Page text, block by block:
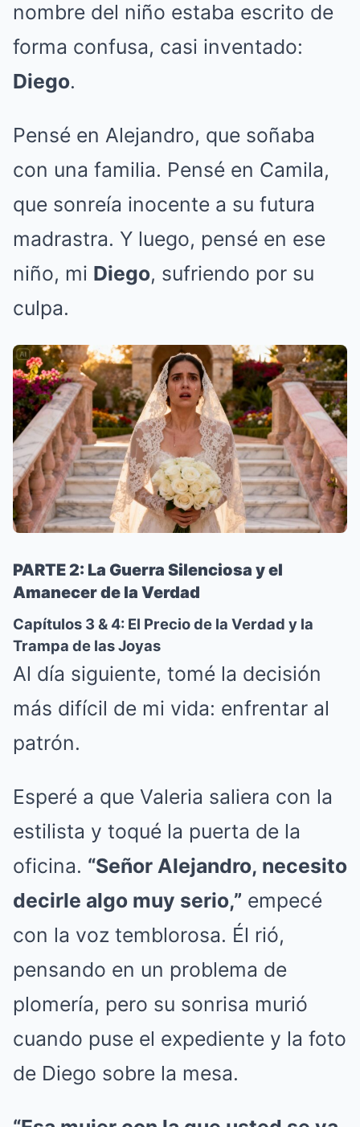
nombre del niño estaba escrito de
forma confusa, casi inventado:
Diego.
Pensé en Alejandro, que soñaba
con una familia. Pensé en Camila,
que sonreía inocente a su futura
madrastra. Y luego, pensé en ese
niño, mi Diego, sufriendo por su
culpa.
PARTE 2: La Guerra Silenciosa y el
Amanecer de la Verdad
Capítulos 3 & 4: El Precio de la Verdad y la
Trampa de las Joyas
Al día siguiente, tomé la decisión
más difícil de mi vida: enfrentar al
patrón.
Esperé a que Valeria saliera con la
estilista y toqué la puerta de la
oficina. “Señor Alejandro, necesito
decirle algo muy serio,” empecé
con la voz temblorosa. Él rió,
pensando en un problema de
plomería, pero su sonrisa murió
cuando puse el expediente y la foto
de Diego sobre la mesa.